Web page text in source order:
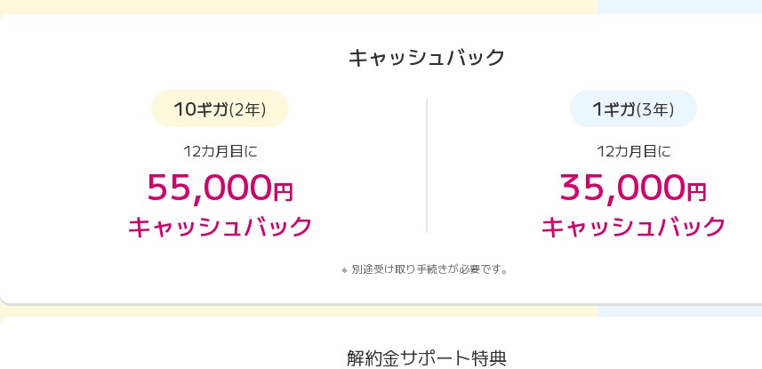
キャッシュバック
10ギガ(2年)
12カ月目に
55,000円
キャッシュバック
1ギガ(3年)
12カ月目に
35,000円
キャッシュバック
別途受け取り手続きが必要です。
解約金サポート特典